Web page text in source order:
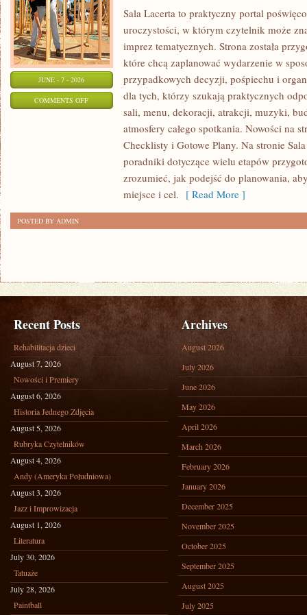
JUNE - 7 - 2026
COMMENTS OFFON
CHECKLISTY
Sala Lacerta to praktyczny portal
uroczystości, w którym czytelnik może
imprez tematycznych. Strona została
które chcą zaplanować wydarzenie w
przypadkowych decyzji, pośpiechu i
dla tych, którzy szukają praktycznych
sali, menu, dekoracji, atrakcji, muzyki,
atmosfery całego spotkania. Nowości na
Checklisty i Gotowe Plany. Na stronie
poradniki dotyczące wielu etapów
zrozumieć, jak podejść do planowania,
miejsce i cel. [ Read More ]
POSTED BY ADMIN
Recent Posts
Rehabilitacja dzieci
August 7, 2026
Nowości i Premiery
August 6, 2026
Historia Jednego Zdjęcia
August 5, 2026
Rubryka Czytelników
August 4, 2026
Andy (Ameryka Południowa)
August 3, 2026
Jazz i Improwizacja
August 1, 2026
Literatura
July 30, 2026
Tatuaże
July 28, 2026
Paintball
Archives
August 2026
July 2026
June 2026
May 2026
April 2026
March 2026
February 2026
January 2026
December 2025
November 2025
October 2025
September 2025
August 2025
July 2025